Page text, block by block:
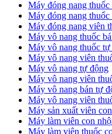
Máy đóng nang
Máy đóng nang
Máy đóng nang viên
Máy vô nang thuốc
Máy vô nang thuốc tự
Máy vô nang viên
Máy vô nang tự động
Máy vô nang viên
Máy vô nang bán tự
Máy vô nang viên
Máy sản xuất viên
Máy làm viên con
Máy làm viên thuốc